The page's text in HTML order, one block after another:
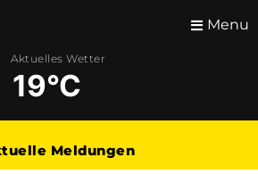
Menu
Aktuelles Wetter
19°C
Meldungen